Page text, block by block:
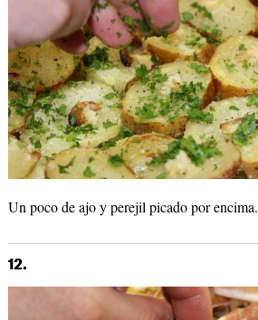
Un poco de ajo y perejil picado por encima.
12.